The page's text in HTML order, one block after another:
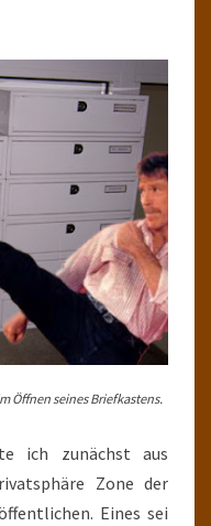
Öffnen seines Briefkastens.
ich zunächst aus
Zone der
Eines sei